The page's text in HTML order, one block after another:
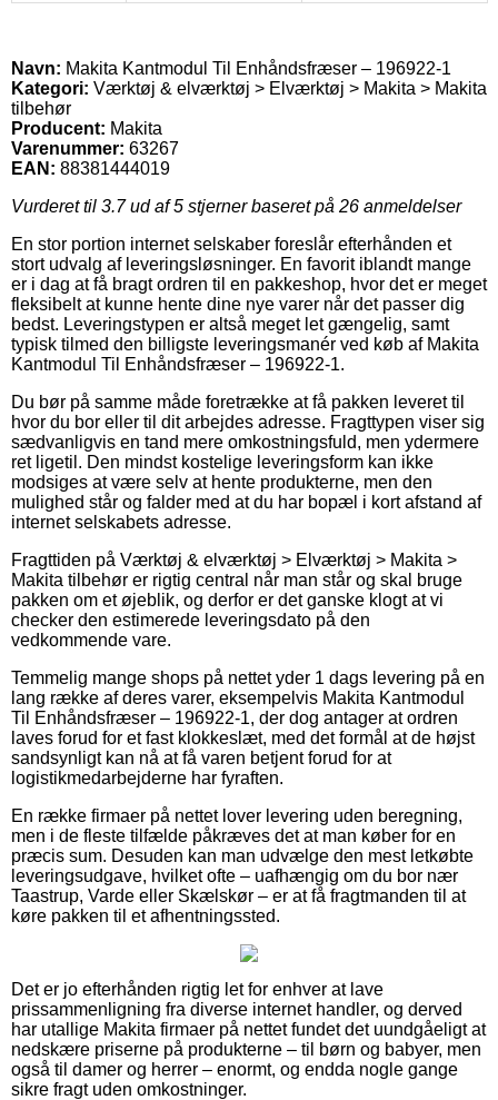
Navn: Makita Kantmodul Til Enhåndsfræser – 196922-1
Kategori: Værktøj & elværktøj > Elværktøj > Makita > Makita
tilbehør
Producent: Makita
Varenummer: 63267
EAN: 88381444019
Vurderet til 3.7ud af 5 stjerner baseret på 26 anmeldelser
En stor portion internet selskaber foreslår efterhånden et
stort udvalg af leveringsløsninger. En favorit iblandt mange
er i dag at få bragt ordren til en pakkeshop, hvor det er meget
fleksibelt at kunne hente dine nye varer når det passer dig
bedst. Leveringstypen er altså meget let gængelig, samt
typisk tilmed den billigste leveringsmanér ved køb af Makita
Kantmodul Til Enhåndsfræser – 196922-1.
Du bør på samme måde foretrække at få pakken leveret til
hvor du bor eller til dit arbejdes adresse. Fragttypen viser sig
sædvanligvis en tand mere omkostningsfuld, men ydermere
ret ligetil. Den mindst kostelige leveringsform kan ikke
modsiges at være selv at hente produkterne, men den
mulighed står og falder med at du har bopæl i kort afstand af
internet selskabets adresse.
Fragttiden på Værktøj & elværktøj > Elværktøj > Makita >
Makita tilbehør er rigtig central når man står og skal bruge
pakken om et øjeblik, og derfor er det ganske klogt at vi
checker den estimerede leveringsdato på den
vedkommende vare.
Temmelig mange shops på nettet yder 1 dags levering på en
lang række af deres varer, eksempelvis Makita Kantmodul
Til Enhåndsfræser – 196922-1, der dog antager at ordren
laves forud for et fast klokkeslæt, med det formål at de højst
sandsynligt kan nå at få varen betjent forud for at
logistikmedarbejderne har fyraften.
En række firmaer på nettet lover levering uden beregning,
men i de fleste tilfælde påkræves det at man køber for en
præcis sum. Desuden kan man udvælge den mest letkøbte
leveringsudgave, hvilket ofte – uafhængig om du bor nær
Taastrup, Varde eller Skælskør – er at få fragtmanden til at
køre pakken til et afhentningssted.
Det er jo efterhånden rigtig let for enhver at lave
prissammenligning fra diverse internet handler, og derved
har utallige Makita firmaer på nettet fundet det uundgåeligt at
nedskære priserne på produkterne – til børn og babyer, men
også til damer og herrer – enormt, og endda nogle gange
sikre fragt uden omkostninger.